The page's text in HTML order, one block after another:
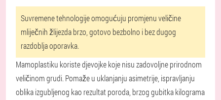
Suvremene tehnologije omogućuju promjenu veličine
mliječnih žlijezda brzo, gotovo bezbolno i bez dugog
razdoblja oporavka.
Mamoplastiku koriste djevojke koje nisu zadovoljne prirodnom
veličinom grudi. Pomaže u uklanjanju asimetrije, ispravljanju
oblika izgubljenog kao rezultat poroda, brzog gubitka kilograma